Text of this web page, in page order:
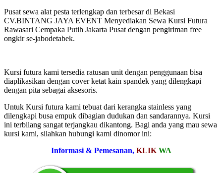
Pusat sewa alat pesta terlengkap dan terbesar di Bekasi
CV.BINTANG JAYA EVENT Menyediakan Sewa Kursi Futura
Rawasari Cempaka Putih Jakarta Pusat dengan pengiriman free
ongkir se-jabodetabek.
Kursi futura kami tersedia ratusan unit dengan penggunaan bisa
diaplikasikan dengan cover ketat kain spandek yang dilengkapi
dengan pita sebagai aksesoris.
Untuk Kursi futura kami tebuat dari kerangka stainless yang
dilengkapi busa empuk dibagian dudukan dan sandarannya. Kursi
ini terbilang sangat terjangkau dikantong. Bagi anda yang mau sewa
kursi kami, silahkan hubungi kami dinomor ini:
Informasi & Pemesanan, KLIK WA